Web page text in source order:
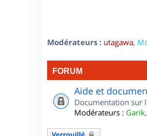
Modérateurs : utagawa,
FORUM
Aide et
Documentation sur
Modérateurs : Garik,